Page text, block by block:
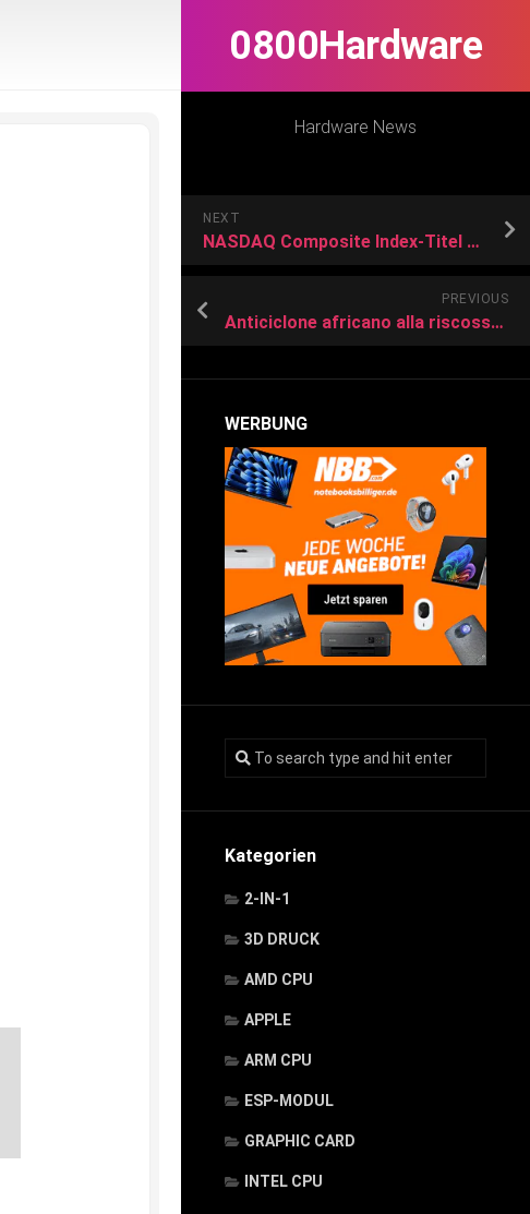
0800Hardware
Hardware News
NEXT
NASDAQ Composite Index-Titel QUALCOMM-Aktie: So viel Gewinn hätte ein Investment in QUALCOMM von vor 10 Jahren eingebracht
PREVIOUS
Anticiclone africano alla riscossa, caldo intenso entro il weekend
WERBUNG
Kategorien
2-IN-1
3D DRUCK
AMD CPU
APPLE
ARM CPU
ESP-MODUL
GRAPHIC CARD
INTEL CPU